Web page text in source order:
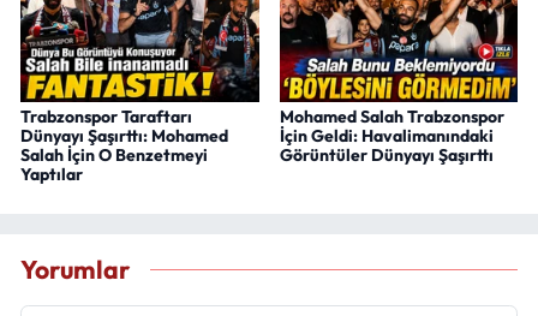
Trabzonspor Taraftarı
Dünyayı Şaşırttı: Mohamed
Salah İçin O Benzetmeyi
Yaptılar
Mohamed Salah Trabzonspor
İçin Geldi: Havalimanındaki
Görüntüler Dünyayı Şaşırttı
Yorumlar